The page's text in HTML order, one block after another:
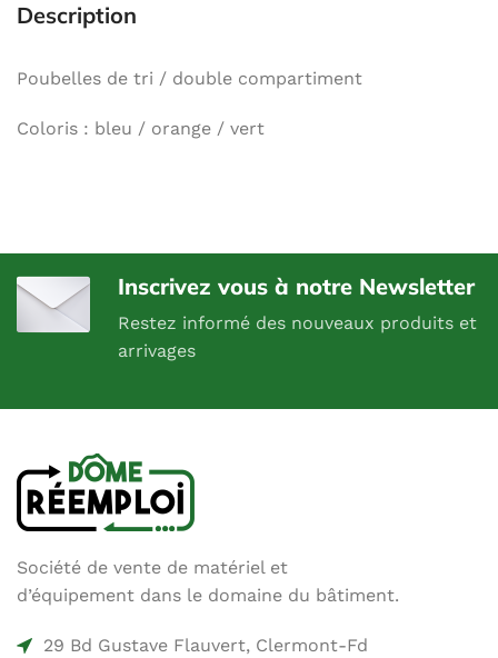
Description
Poubelles de tri / double compartiment
Coloris : bleu / orange / vert
Inscrivez vous à notre Newsletter
Restez informé des nouveaux produits et
arrivages
Société de vente de matériel et
d’équipement dans le domaine du bâtiment.
29 Bd Gustave Flauvert, Clermont-Fd